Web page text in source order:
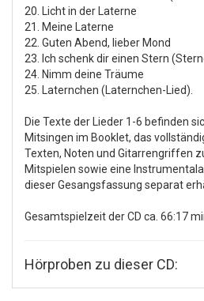
20. Licht in der Laterne
21. Meine Laterne
22. Guten Abend, lieber Mond
23. Ich schenk dir einen Stern
24. Nimm deine Träume
25. Laternchen (Laternchen-Lied).
Die Texte der Lieder 1-6 befinden
Mitsingen im Booklet, das
Texten, Noten und Gitarrengriffen
Mitspielen sowie eine
dieser Gesangsfassung separat
Gesamtspielzeit der CD ca. 66:17
Hörproben zu dieser CD: